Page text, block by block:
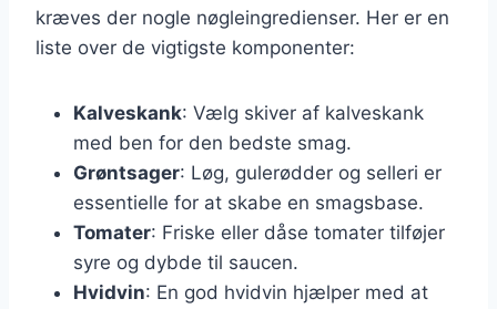
kræves der nogle nøgleingredienser. Her er en
liste over de vigtigste komponenter:
Kalveskank: Vælg skiver af kalveskank
med ben for den bedste smag.
Grøntsager: Løg, gulerødder og selleri er
essentielle for at skabe en smagsbase.
Tomater: Friske eller dåse tomater tilføjer
syre og dybde til saucen.
Hvidvin: En god hvidvin hjælper med at